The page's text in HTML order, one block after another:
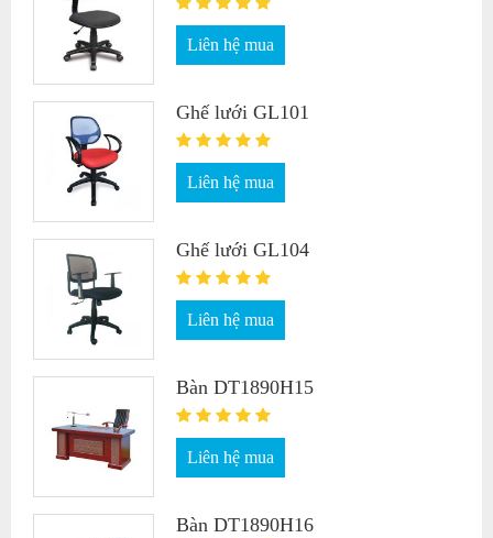
Liên hệ mua
Ghế lưới GL101
Liên hệ mua
Ghế lưới GL104
Liên hệ mua
Bàn DT1890H15
Liên hệ mua
Bàn DT1890H16